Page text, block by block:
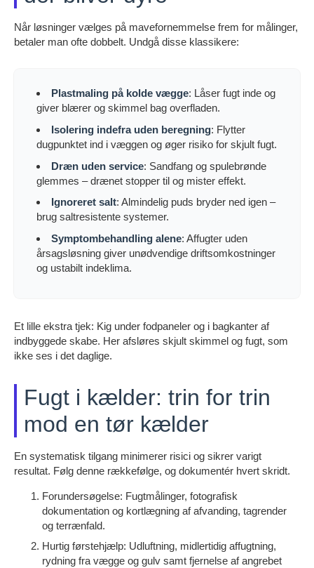
Når løsninger vælges på mavefornemmelse frem for målinger,
betaler man ofte dobbelt. Undgå disse klassikere:
Plastmaling på kolde vægge: Låser fugt inde og
giver blærer og skimmel bag overfladen.
Isolering indefra uden beregning: Flytter
dugpunktet ind i væggen og øger risiko for skjult fugt.
Dræn uden service: Sandfang og spulebrønde
glemmes – drænet stopper til og mister effekt.
Ignoreret salt: Almindelig puds bryder ned igen –
brug saltresistente systemer.
Symptombehandling alene: Affugter uden
årsagsløsning giver unødvendige driftsomkostninger
og ustabilt indeklima.
Et lille ekstra tjek: Kig under fodpaneler og i bagkanter af
indbyggede skabe. Her afsløres skjult skimmel og fugt, som
ikke ses i det daglige.
Fugt i kælder: trin for trin
mod en tør kælder
En systematisk tilgang minimerer risici og sikrer varigt
resultat. Følg denne rækkefølge, og dokumentér hvert skridt.
Forundersøgelse: Fugtmålinger, fotografisk
dokumentation og kortlægning af afvanding, tagrender
og terrænfald.
Hurtig førstehjælp: Udluftning, midlertidig affugtning,
rydning fra vægge og gulv samt fjernelse af angrebet